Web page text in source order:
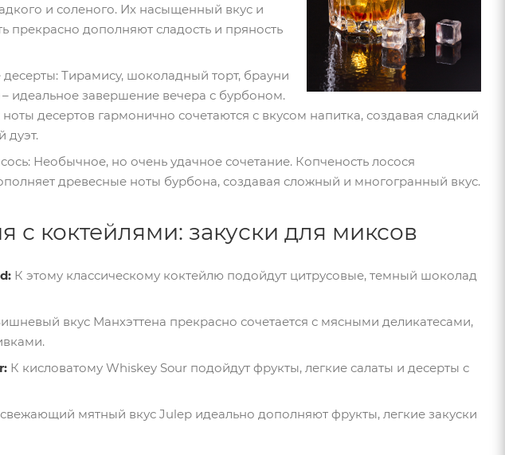
и соленого. Их насыщенный вкус и
прекрасно дополняют сладость и пряность
Тирамису, шоколадный торт, брауни
идеальное завершение вечера с бурбоном.
десертов гармонично сочетаются с вкусом напитка, создавая сладкий
дуэт.
Необычное, но очень удачное сочетание. Копченость лосося
древесные ноты бурбона, создавая сложный и многогранный вкус.
с коктейлями: закуски для миксов
К этому классическому коктейлю подойдут цитрусовые, темный шоколад
вкус Манхэттена прекрасно сочетается с мясными деликатесами,
К кисловатому Whiskey Sour подойдут фрукты, легкие салаты и десерты с
мятный вкус Julep идеально дополняют фрукты, легкие закуски